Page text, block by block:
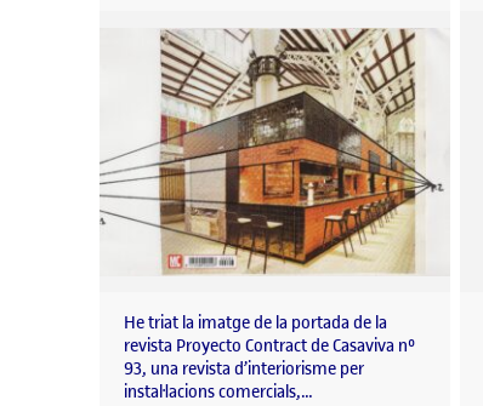
He triat la imatge de la portada de la
revista Proyecto Contract de Casaviva nº
93, una revista d’interiorisme per
instal·lacions comercials,…